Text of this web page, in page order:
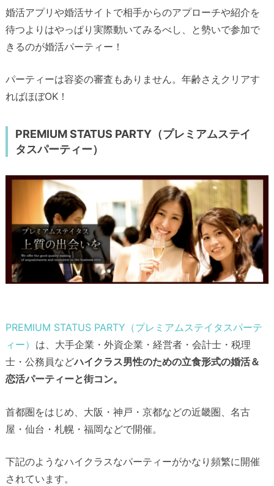
婚活アプリや婚活サイトで相手からのアプローチや紹介を
待つよりはやっぱり実際動いてみるべし、と勢いで参加で
きるのが婚活パーティー！
パーティーは容姿の審査もありません。年齢さえクリアす
ればほぼOK！
PREMIUM STATUS PARTY（プレミアムステイ
タスパーティー）
PREMIUM STATUS PARTY（プレミアムステイタスパーテ
ィー） は、大手企業・外資企業・経営者・会計士・税理
士・公務員などハイクラス男性のための立食形式の婚活＆
恋活パーティーと街コン。
首都圏をはじめ、大阪・神戸・京都などの近畿圏、名古
屋・仙台・札幌・福岡などで開催。
下記のようなハイクラスなパーティーがかなり頻繁に開催
されています。